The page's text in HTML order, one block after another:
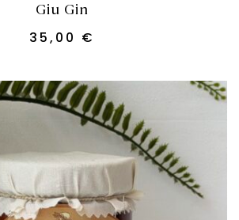
Giu Gin
35,00 €